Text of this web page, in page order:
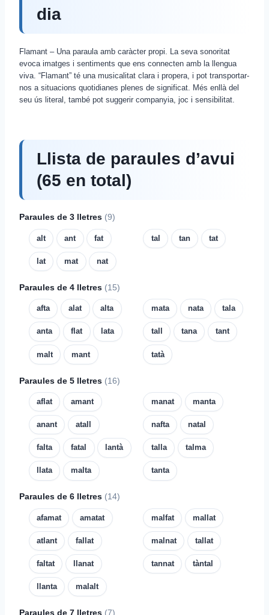
dia
Flamant – Una paraula amb caràcter propi. La seva sonoritat
evoca imatges i sentiments que ens connecten amb la llengua
viva. “Flamant” té una musicalitat clara i propera, i pot transportar-
nos a situacions quotidianes plenes de significat. Més enllà del
seu ús literal, també pot suggerir companyia, joc i sensibilitat.
Llista de paraules d’avui
(65 en total)
Paraules de 3 lletres (9)
alt ant fat
lat mat nat
tal tan tat
Paraules de 4 lletres (15)
afta alat alta
anta flat lata
malt mant
mata nata tala
tall tana tant
tatà
Paraules de 5 lletres (16)
aflat amant
anant atall
falta fatal lantà
llata malta
manat manta
nafta natal
talla talma
tanta
Paraules de 6 lletres (14)
afamat amatat
atlant fallat
faltat llanat
llanta malalt
malfat mallat
malnat tallat
tannat tàntal
Paraules de 7 lletres (7)